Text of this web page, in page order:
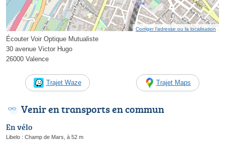
Corriger l’adresse ou la localisation
Écouter Voir Optique Mutualiste
30 avenue Victor Hugo
26000 Valence
Trajet Waze Trajet Maps
Venir en transports en commun
En vélo
Libelo : Champ de Mars, à 52 m